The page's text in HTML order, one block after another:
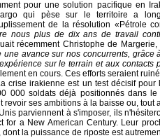
pour une solution pacifique en
qui pèse sur le territoire a
de la résolution «Pétrole
nous plus de dix ans de travail
récemment Christophe de
une avance sur nos concurrents, grâce
sur le terrain et aux contacts
en cours. Ces efforts seraient
crise irakienne est un test décisif
000 soldats déjà positionnés dans
revoir ses ambitions à la baisse ou,
parviennent à s'imposer, ils
for a New American Century. Leur
dont la puissance de riposte est